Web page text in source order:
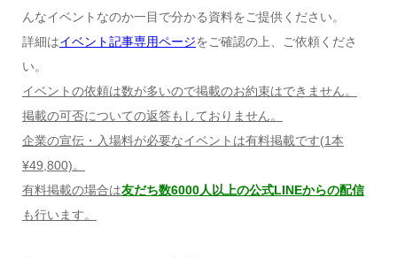
んなイベントなのか一目で分かる資料をご提供ください。
詳細はイベント記事専用ページをご確認の上、ご依頼くださ
い。
イベントの依頼は数が多いので掲載のお約束はできません。
掲載の可否についての返答もしておりません。
企業の宣伝・入場料が必要なイベントは有料掲載です(1本
¥49,800)。
有料掲載の場合は友だち数6000人以上の公式LINEからの配信
も行います。